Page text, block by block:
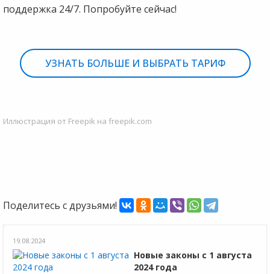
поддержка 24/7. Попробуйте сейчас!
УЗНАТЬ БОЛЬШЕ И ВЫБРАТЬ ТАРИФ
Иллюстрация от Freepik на freepik.com
Поделитесь с друзьями!
19.08.2024
Новые законы с 1 августа
2024 года